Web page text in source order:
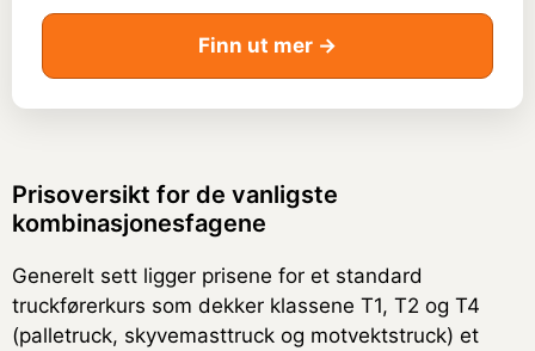
Finn ut mer →
Prisoversikt for de vanligste
kombinasjonesfagene
Generelt sett ligger prisene for et standard
truckførerkurs som dekker klassene T1, T2 og T4
(palletruck, skyvemasttruck og motvektstruck) et